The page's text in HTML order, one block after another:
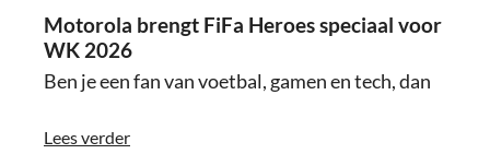
Motorola brengt FiFa Heroes speciaal voor
WK 2026
Ben je een fan van voetbal, gamen en tech, dan
Lees verder